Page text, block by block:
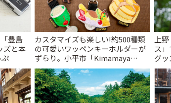
豊島
ズと本
カスタマイズも楽しい!約500種類
の可愛いワッペンキーホルダーが
ずらり。小平市「Kimamaya
T&K」 | ことりっぷ
上
ス
グ